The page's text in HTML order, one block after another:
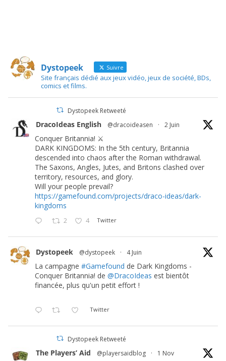
Dystopeek Suivre
Site français dédié aux jeux vidéo, jeux de société, BDs,
comics et films.
Dystopeek Retweeté
DracoIdeas English @dracoideasen · 2 Juin
Conquer Britannia! ⚔️
DARK KINGDOMS: In the 5th century, Britannia
descended into chaos after the Roman withdrawal.
The Saxons, Angles, Jutes, and Britons clashed over
territory, resources, and glory.
Will your people prevail?
https://gamefound.com/projects/draco-ideas/dark-
kingdoms
2 4 Twitter
Dystopeek @dystopeek · 4 Juin
La campagne #Gamefound de Dark Kingdoms -
Conquer Britannia! de @DracoIdeas est bientôt
financée, plus qu'un petit effort !
Twitter
Dystopeek Retweeté
The Players’ Aid @playersaidblog · 1 Nov